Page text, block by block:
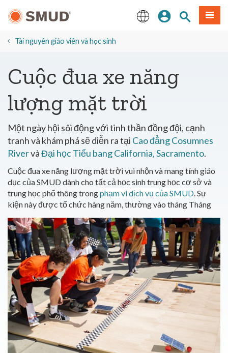
đến
dung
Đăng nhập
Tìm trangThực
Tài nguyên giáo viên và học sinh
Cuộc đua xe năng
lượng mặt trời
Một ngày hội sôi động với tinh thần đồng đội, cạnh
tranh và khám phá sẽ diễn ra tại Cao đẳng Cosumnes
RivervàĐại học Tiểu bang California, Sacramento.
Cuộc đua xe năng lượng mặt trời vui nhộn và mang tính giáo
dục của SMUD dành cho tất cả học sinh trung học cơ sở và
trung học phổ thông trongphạm vi dịch vụ của SMUD. Sự
kiện này được tổ chức hàng năm, thường vào tháng Tháng